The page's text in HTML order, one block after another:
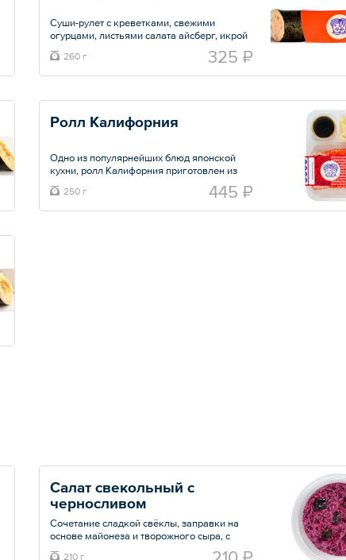
Суши-рулет с креветками, свежими
огурцами, листьями салата айсберг, икрой
Общий вес – 260 г
260 г 325 ₽
Ролл Калифорния
Одно из популярнейших блюд японской
кухни, ролл Калифорния приготовлен из
Домашний майонез и икра летучей рыбы
делают ролл сочным, а вкус насыщенным
250 г 445 ₽
Салат свекольный с
черносливом
Сочетание сладкой свёклы, заправки на
основе майонеза и творожного сыра, с
добавлением чернослива и хрустящих
210 г